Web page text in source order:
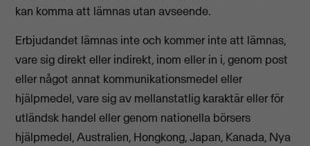
kan komma att lämnas utan avseende.
Erbjudandet lämnas inte och kommer inte att lämnas,
vare sig direkt eller indirekt, inom eller in i, genom post
eller något annat kommunikationsmedel eller
hjälpmedel, vare sig av mellanstatlig karaktär eller för
utländsk handel eller genom nationella börsers
hjälpmedel, Australien, Hongkong, Japan, Kanada, Nya